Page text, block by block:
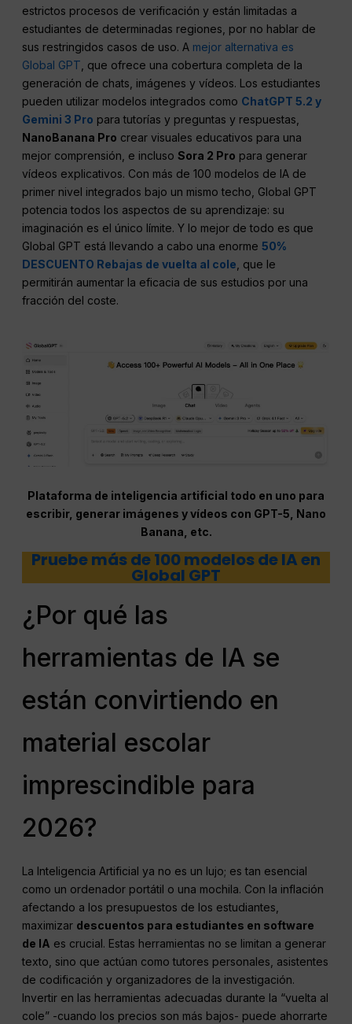
estrictos procesos de verificación y están limitadas a
estudiantes de determinadas regiones, por no hablar de
sus restringidos casos de uso. A mejor alternativa es
Global GPT , que ofrece una cobertura completa de la
generación de chats, imágenes y vídeos. Los estudiantes
pueden utilizar modelos integrados como ChatGPT 5.2 y
Gemini 3 Pro para tutorías y preguntas y respuestas,
NanoBanana Pro crear visuales educativos para una
mejor comprensión, e inclusoSora 2 Pro para generar
vídeos explicativos. Con más de 100 modelos de IA de
primer nivel integrados bajo un mismo techo, Global GPT
potencia todos los aspectos de su aprendizaje: su
imaginación es el único límite. Y lo mejor de todo es que
Global GPT está llevando a cabo una enorme50%
DESCUENTO Rebajas de vuelta al cole , que le
permitirán aumentar la eficacia de sus estudios por una
fracción del coste.
Plataforma de inteligencia artificial todo en uno para
escribir, generar imágenes y vídeos con GPT-5, Nano
Banana, etc.
Pruebe más de 100 modelos de IA en
Global GPT
¿Por qué las
herramientas de IA se
están convirtiendo en
material escolar
imprescindible para
2026?
La Inteligencia Artificial ya no es un lujo; es tan esencial
como un ordenador portátil o una mochila. Con la inflación
afectando a los presupuestos de los estudiantes,
maximizar descuentos para estudiantes en software
de IA es crucial. Estas herramientas no se limitan a generar
texto, sino que actúan como tutores personales, asistentes
de codificación y organizadores de la investigación.
Invertir en las herramientas adecuadas durante la “vuelta al
cole” -cuando los precios son más bajos- puede ahorrarte